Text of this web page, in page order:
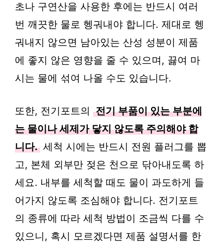
초나 구연산을 사용한 후에는 반드시 여러
번 깨끗한 물로 헹궈내야 합니다. 제대로 헹
궈내지 않으면 남아있는 산성 성분이 제품
에 좋지 않은 영향을 줄 수 있으며, 끓여 마
시는 물에 섞여 나올 수도 있습니다.
또한, 전기포트의 전기 부품이 있는 부분에
는 물이나 세제가 닿지 않도록 주의해야 합
니다. 세척 시에는 반드시 전원 플러그를 뽑
고, 본체 외부만 젖은 천으로 닦아내도록 하
세요. 내부를 세척할 때도 물이 과도하게 들
어가지 않도록 조심해야 합니다. 전기포트
의 종류에 따라 세척 방법이 조금씩 다를 수
있으니, 혹시 모르겠다면 제품 설명서를 한